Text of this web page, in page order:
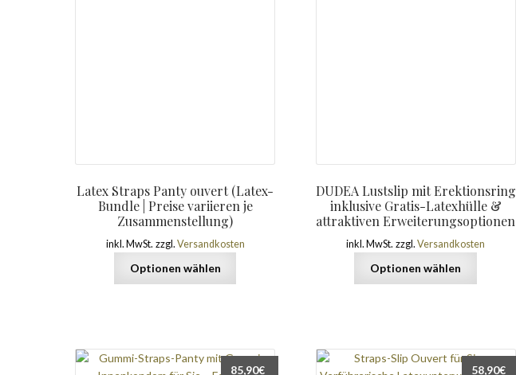
Latex Straps Panty ouvert (Latex-
Bundle | Preise variieren je
Zusammenstellung)
inkl. MwSt. zzgl. Versandkosten
Optionen wählen
DUDEA Lustslip mit Erektionsring
inklusive Gratis-Latexhülle &
attraktiven Erweiterungsoptionen
inkl. MwSt. zzgl.Versandkosten
Optionen wählen
85,90€ 58,90€